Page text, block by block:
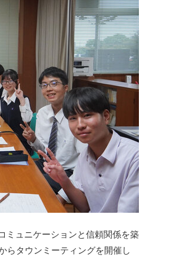
ミュニケーションと信頼関係を築
らタウンミーティングを開催し